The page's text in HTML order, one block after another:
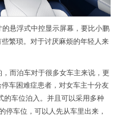
的悬浮式中控显示屏幕，要比小鹏
繁琐。对于讨厌麻烦的年轻人来
而泊车对于很多女车主来说，更
车困难症患者，对女车主十分友
的车位泊入。并且可以采用多种
停车位，可以人先从车里出来，